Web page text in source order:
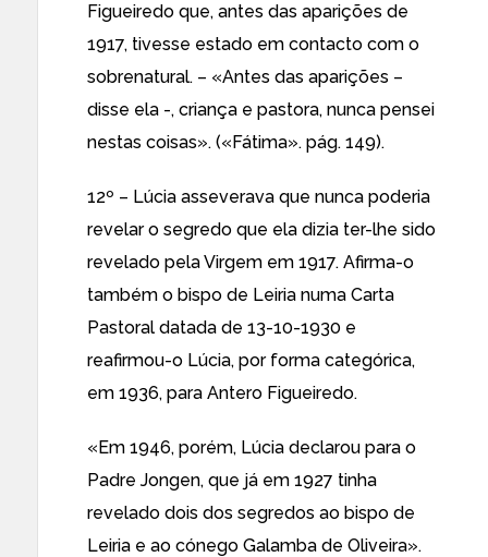
Figueiredo que, antes das aparições de
1917, tivesse estado em contacto com o
sobrenatural. – «Antes das aparições –
disse ela -, criança e pastora, nunca pensei
nestas coisas». («Fátima». pág. 149).
12º – Lúcia asseverava que nunca poderia
revelar o segredo que ela dizia ter-lhe sido
revelado pela Virgem em 1917. Afirma-o
também o bispo de Leiria numa Carta
Pastoral datada de 13-10-1930 e
reafirmou-o Lúcia, por forma categórica,
em 1936, para Antero Figueiredo.
«Em 1946, porém, Lúcia declarou para o
Padre Jongen, que já em 1927 tinha
revelado dois dos segredos ao bispo de
Leiria e ao cónego Galamba de Oliveira».